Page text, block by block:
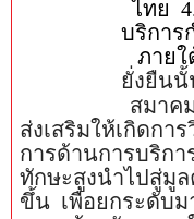
ไทย
บริการ
ภายใ
ยั่งยืน
สมาค
ส่งเสริมให้เกิดกา
การด้านการบริก
ทักษะสูงนำไปสู่มู
ขึ้น เพื่อยกระดับ